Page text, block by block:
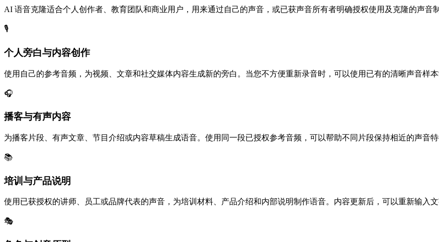
AI 语音克隆适合个人创作者、教育团队和商业用户，用来通过自己的声音，或已获声音所有者明确授权使用及克隆的声音
🎙️
个人旁白与内容创作
使用自己的参考音频，为视频、文章和社交媒体内容生成新的旁白。当您不方便重新录音时，可以使用已有的清晰声音样本
🎧
播客与有声内容
为播客片段、有声文章、节目介绍或内容草稿生成语音。使用同一段已授权参考音频，可以帮助不同片段保持相近的声音特
📚
培训与产品说明
使用已获授权的讲师、员工或品牌代表的声音，为培训材料、产品介绍和内部说明制作语音。内容更新后，可以重新输入
🎭